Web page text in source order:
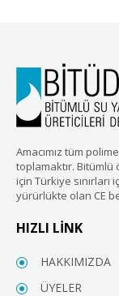
Amacımız tüm
toplamaktır.
için Türkiye
yürürlükte olan CE
HIZLI LİNK
HAKKIMIZDA
ÜYELER